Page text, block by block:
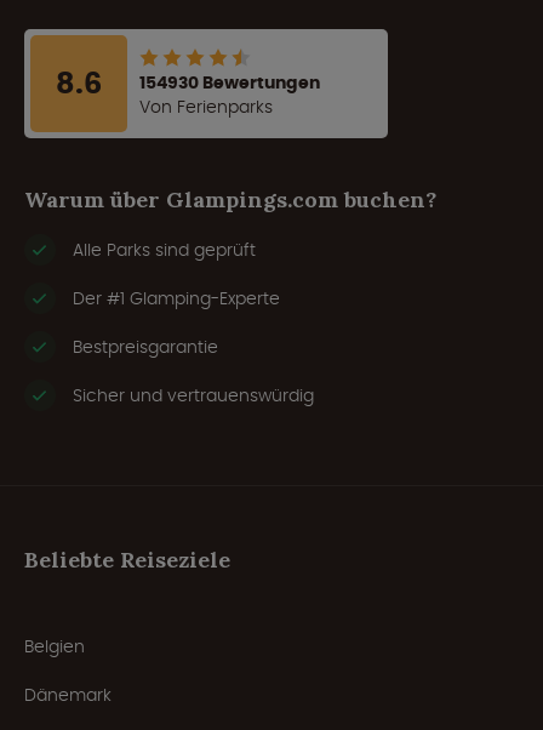
8.6
154930 Bewertungen
Von Ferienparks
Warum über Glampings.com buchen?
Alle Parks sind geprüft
Der #1 Glamping-Experte
Bestpreisgarantie
Sicher und vertrauenswürdig
Beliebte Reiseziele
Belgien
Dänemark